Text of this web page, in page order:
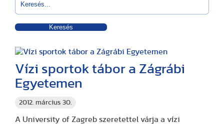
Keresés
2012. március 30.
Vízi sportok tábor a Zágrábi
Egyetemen
A University of Zagreb szeretettel várja a vízi